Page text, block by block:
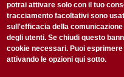
Accetto laPrivacy Policy
potrai attivare solo con il tuo
tracciamento facoltativi sono
sull'efficacia della
degli utenti. Se chiudi questo
cookie necessari. Puoi
attivando le opzioni qui sotto.